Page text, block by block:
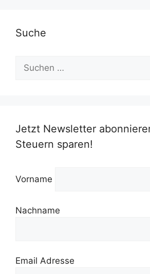
Suche
nach:
Jetzt Newsletter
Steuern sparen!
Vorname
Nachname
Email Adresse